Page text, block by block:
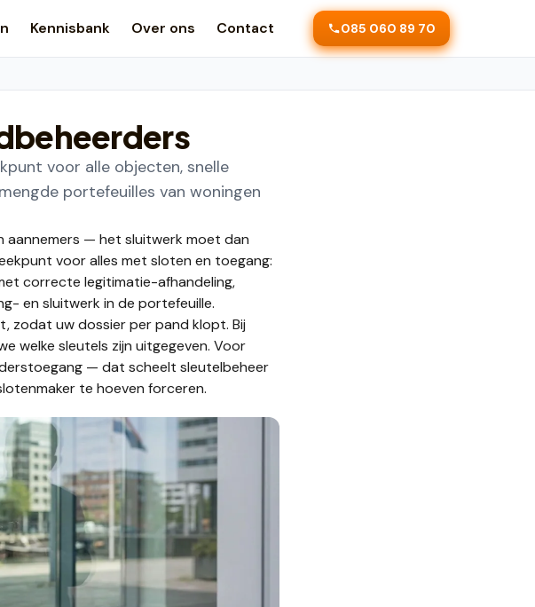
Kennisbank Over ons Contact 085 060 89 70
voor alle objecten, snelle
portefeuilles van woningen
aannemers — het sluitwerk moet dan
voor alles met sloten en toegang:
correcte legitimatie-afhandeling,
en sluitwerk in de portefeuille.
zodat uw dossier per pand klopt. Bij
welke sleutels zijn uitgegeven. Voor
— dat scheelt sleutelbeheer
te hoeven forceren.